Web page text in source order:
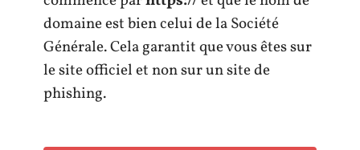
domaine est bien celui de la Société
Générale. Cela garantit que vous êtes sur
le site officiel et non sur un site de
phishing.